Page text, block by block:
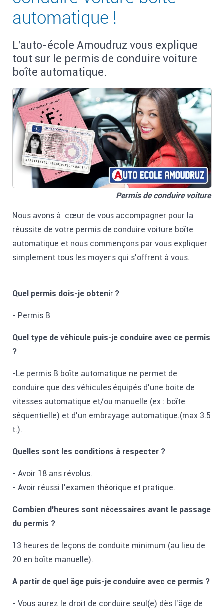
Uniquement chez Auto-école Amoudruz :
Nous venons vous chercher !
Permis accéléré
Simulateur de conduite
Permis bateau
Je désire passer le permis de :
Voiture B boîte manuelle
Voiture B boîte automatique
Scooter AM (50 cc)
Passerelle moto A2 vers A
Combien ça coûte ?
Permis voiture AAC (dès 15 ans)
Je suis Français
Je suis ressortissant Suisse
Je suis ressortissant des PT
Informations pratiques
Les parcours du permis de conduire
Interrogation orale 2023
Permis de conduire voiture
Apprentissage anticipé
Conduite encadrée
automatique !
L'auto-école Amoudruz vous explique
tout sur le permis de conduire voiture
boîte automatique.
Permis de conduire voiture
Nous avons à cœur de vous accompagner pour la
réussite de votre permis de conduire voiture boîte
automatique et nous commençons par vous expliquer
simplement tous les moyens qui s'offrent à vous.
Quel permis dois-je obtenir ?
- Permis B
Quel type de véhicule puis-je conduire avec ce permis
?
-Le permis B boîte automatique ne permet de
conduire que des véhicules équipés d’une boite de
vitesses automatique et/ou manuelle (ex : boîte
séquentielle) et d'un embrayage automatique.(max 3.5
t.).
Quelles sont les conditions à respecter ?
- Avoir 18 ans révolus.
- Avoir réussi l'examen théorique et pratique.
Combien d'heures sont nécessaires avant le passage
du permis ?
13 heures de leçons de conduite minimum (au lieu de
20 en boîte manuelle).
A partir de quel âge puis-je conduire avec ce permis ?
- Vous aurez le droit de conduire seul(e) dès l'âge de